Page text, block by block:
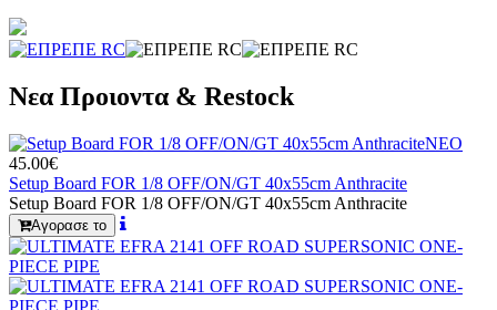
Νεα Προιοντα & Restock
ΝΕΟ
45.00€
Setup Board FOR 1/8 OFF/ON/GT 40x55cm Anthracite
Setup Board FOR 1/8 OFF/ON/GT 40x55cm Anthracite
Αγορασε το